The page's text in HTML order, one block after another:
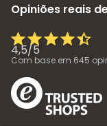
Opiniões reais
4,5/5
Com base em 645